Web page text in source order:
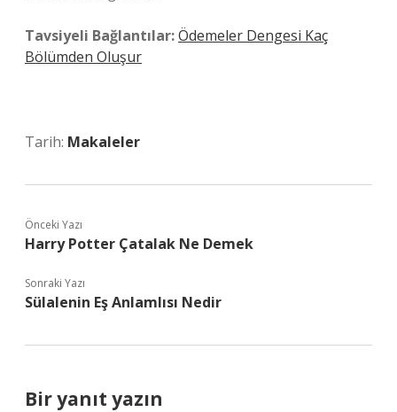
Tavsiyeli Bağlantılar:Ödemeler Dengesi Kaç
Bölümden Oluşur
Tarih: Makaleler
Önceki Yazı
Harry Potter Çatalak Ne Demek
Sonraki Yazı
Sülalenin Eş Anlamlısı Nedir
Bir yanıt yazın